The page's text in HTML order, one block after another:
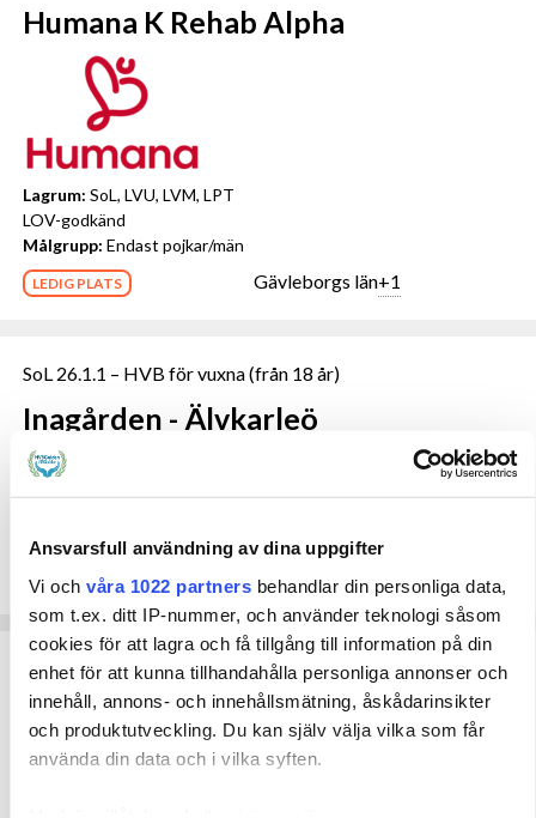
Ansvarsfull användning av dina uppgifter
Vi och våra 1022 partnersbehandlar din personliga data,
som t.ex. ditt IP-nummer, och använder teknologi såsom
cookies för att lagra och få tillgång till information på din
enhet för att kunna tillhandahålla personliga annonser och
innehåll, annons- och innehållsmätning, åskådarinsikter
och produktutveckling. Du kan själv välja vilka som får
använda din data och i vilka syften.
Gävleborgs län+1
Humana K Rehab Alpha
Lagrum: SoL, LVU, LVM, LPT
LOV-godkänd
Målgrupp: Endast pojkar/män
LEDIG PLATS
SoL 26.1.1 – HVB för vuxna (från 18 år)
Uppsala län
Inagården - Älvkarleö
Målgrupp:Vuxna
LEDIG PLATS
SoL 26.1.1 – HVB för barn/unga (0–20 år)+4
Insikten HVB & Familjehem